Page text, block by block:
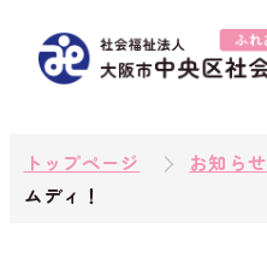
トップページ お知らせ
ムディ！